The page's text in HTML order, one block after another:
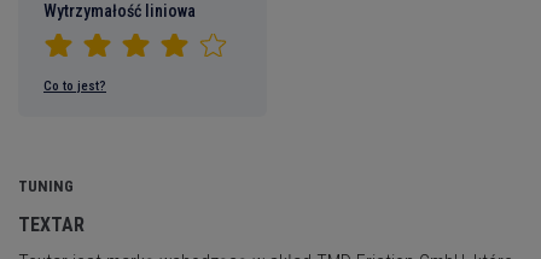
Wytrzymałość liniowa
Co to jest?
TUNING
TEXTAR